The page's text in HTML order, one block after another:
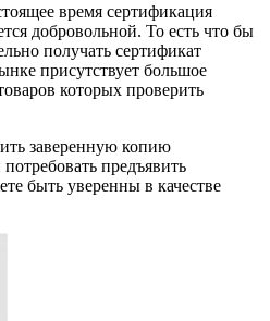
время сертификация
добровольной. То есть что бы
получать сертификат
присутствует большое
которых проверить
заверенную копию
предъявить
быть уверенны в качестве